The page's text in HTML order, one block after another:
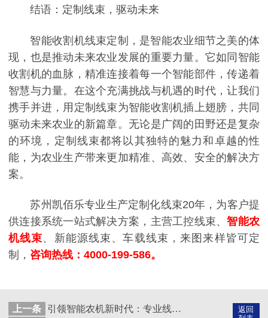
结语：定制线束，驱动未来
智能收割机线束定制，是智能农业细节之美的体
现，也是推动未来农业发展的重要力量。它如同智能
收割机的血脉，精准连接着每一个智能部件，传递着
智慧与力量。在这个充满挑战与机遇的时代，让我们
携手并进，用定制线束为智能收割机插上翅膀，共同
驱动未来农业的新篇章。无论是广阔的田野还是复杂
的环境，定制线束都将以其独特的魅力和卓越的性
能，为农业生产带来更加精准、高效、安全的解决方
案。
苏州凯佰乐专业生产定制化线束20年，为客户提
供连接系统一站式解决方案，主营工控线束、智能农
机线束、新能源线束、车载线束，来图来样皆可定
制， 咨询热线：4000-199-586。
返回
上一条 引领智能农机新时代：专业线束厂家定制智能农机线束，赋能现代农业